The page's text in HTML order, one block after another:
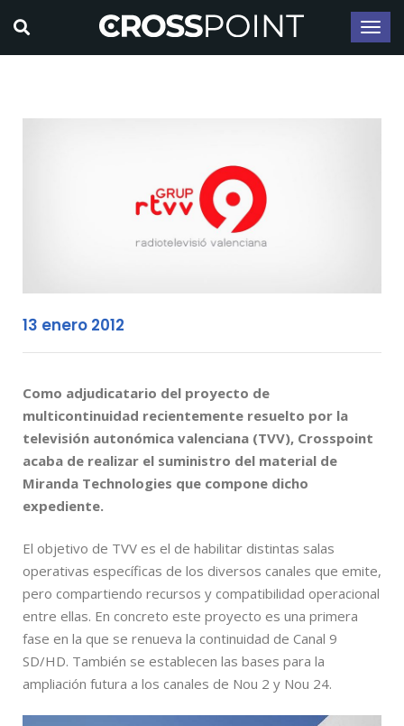
13 enero 2012
Como adjudicatario del proyecto de
multicontinuidad recientemente resuelto por la
televisión autonómica valenciana (TVV), Crosspoint
acaba de realizar el suministro del material de
Miranda Technologies que compone dicho
expediente.
El objetivo de TVV es el de habilitar distintas salas
operativas específicas de los diversos canales que emite,
pero compartiendo recursos y compatibilidad operacional
entre ellas. En concreto este proyecto es una primera
fase en la que se renueva la continuidad de Canal 9
SD/HD. También se establecen las bases para la
ampliación futura a los canales de Nou 2 y Nou 24.